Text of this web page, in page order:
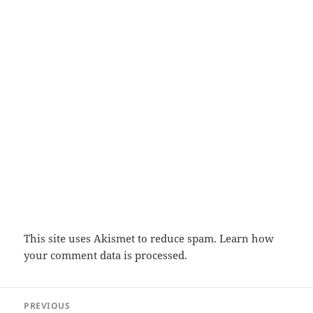
This site uses Akismet to reduce spam.Learn how
your comment data is processed.
PREVIOUS